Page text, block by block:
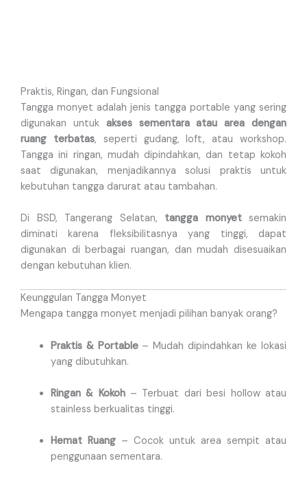
Praktis, Ringan, dan Fungsional
Tangga monyet adalah jenis tangga portable yang sering
digunakan untuk akses sementara atau area dengan
ruang terbatas, seperti gudang, loft, atau workshop.
Tangga ini ringan, mudah dipindahkan, dan tetap kokoh
saat digunakan, menjadikannya solusi praktis untuk
kebutuhan tangga darurat atau tambahan.
Di BSD, Tangerang Selatan, tangga monyetsemakin
diminati karena fleksibilitasnya yang tinggi, dapat
digunakan di berbagai ruangan, dan mudah disesuaikan
dengan kebutuhan klien.
Keunggulan Tangga Monyet
Mengapa tangga monyet menjadi pilihan banyak orang?
Praktis & Portable– Mudah dipindahkan ke lokasi
yang dibutuhkan.
Ringan & Kokoh– Terbuat dari besi hollow atau
stainless berkualitas tinggi.
Hemat Ruang– Cocok untuk area sempit atau
penggunaan sementara.